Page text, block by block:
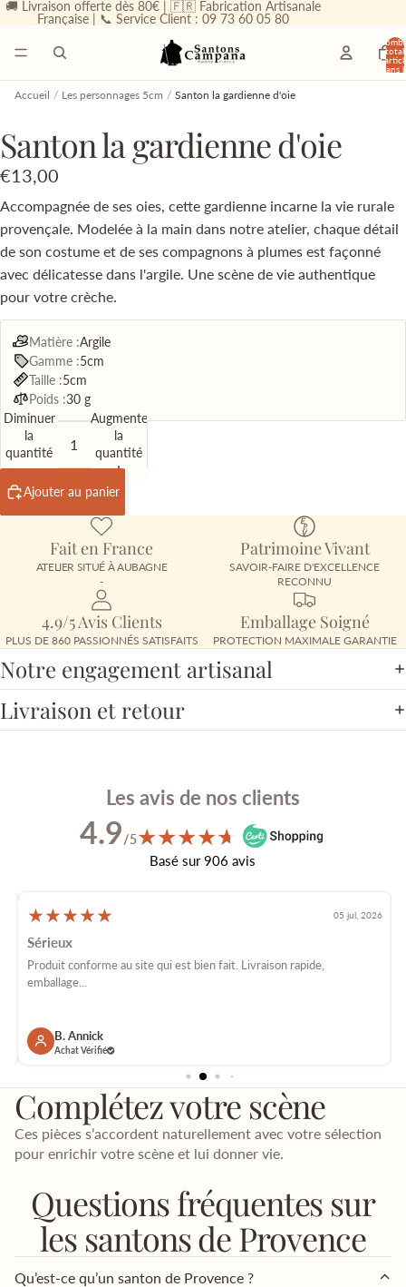
🚚 Livraison offerte dès 80€ | 🇫🇷 Fabrication Artisanale
Française | 📞 Service Client : 09 73 60 05 80
total
dans
Accueil / Les personnages 5cm / Santon la gardienne d'oie
Santon la gardienne d'oie
€13,00
Accompagnée de ses oies, cette gardienne incarne la vie rurale
provençale. Modelée à la main dans notre atelier, chaque détail
de son costume et de ses compagnons à plumes est façonné
avec délicatesse dans l'argile. Une scène de vie authentique
pour votre crèche.
Matière :Argile
Gamme :5cm
Taille :5cm
Poids :30 g
Diminuer
la
quantité
Augmenter
la
quantité
Ajouter au panier
Fait en France
ATELIER SITUÉ À AUBAGNE
-
Patrimoine Vivant
SAVOIR-FAIRE D'EXCELLENCE
RECONNU
4.9/5 Avis Clients
PLUS DE 860 PASSIONNÉS SATISFAITS
Emballage Soigné
PROTECTION MAXIMALE GARANTIE
Notre engagement artisanal
Livraison et retour
Les avis de nos clients
4.9/5★★★★★
★
Basé sur 906 avis
★★★★★ 05 jul, 2026
Sérieux
Produit conforme au site qui est bien fait. Livraison rapide,
emballage...
B. Annick
Achat Vérifié
Complétez votre scène
Ces pièces s’accordent naturellement avec votre sélection
pour enrichir votre scène et lui donner vie.
Questions fréquentes sur
les santons de Provence
Qu’est-ce qu’un santon de Provence ?